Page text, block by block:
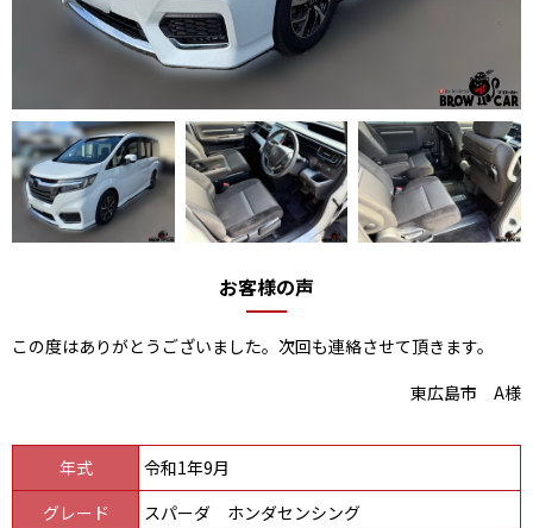
お客様の声
この度はありがとうございました。次回も連絡させて頂きます。
東広島市 A様
年式
令和1年9月
グレード
スパーダ ホンダセンシング